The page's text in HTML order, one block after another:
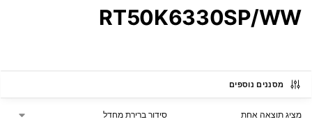
RT50K6330SP/WW
מסננים נוספים
מציג תוצאה אחת